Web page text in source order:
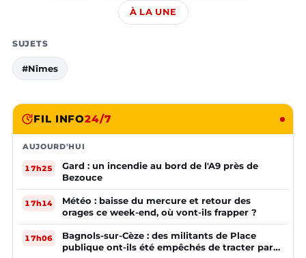
À LA UNE
SUJETS
#Nîmes
FIL INFO24/7
AUJOURD'HUI
17h25
Gard : un incendie au bord de l'A9 près de
Bezouce
17h14
Météo : baisse du mercure et retour des
orages ce week-end, où vont-ils frapper ?
17h06
Bagnols-sur-Cèze : des militants de Place
publique ont-ils été empêchés de tracter par